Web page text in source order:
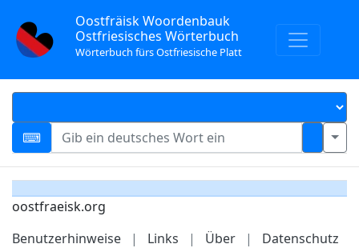
Oostfräisk Woordenbauk
Ostfriesisches Wörterbuch
Wörterbuch fürs Ostfriesische Platt
oostfraeisk.org
Benutzerhinweise
| Links | Über | Datenschutz